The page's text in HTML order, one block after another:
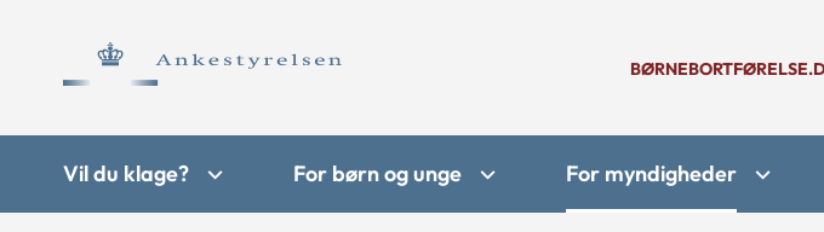
Vil du klage? For børn og unge For myndigheder